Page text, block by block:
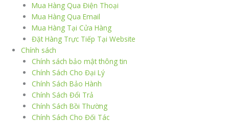
Mua Hàng Qua Điện Thoại
Mua Hàng Qua Email
Mua Hàng Tại Cửa Hàng
Đặt Hàng Trực Tiếp Tại Website
Chính sách
Chính sách bảo mật thông tin
Chính Sách Cho Đại Lý
Chính Sách Bảo Hành
Chính Sách Đổi Trả
Chính Sách Bồi Thường
Chính Sách Cho Đối Tác